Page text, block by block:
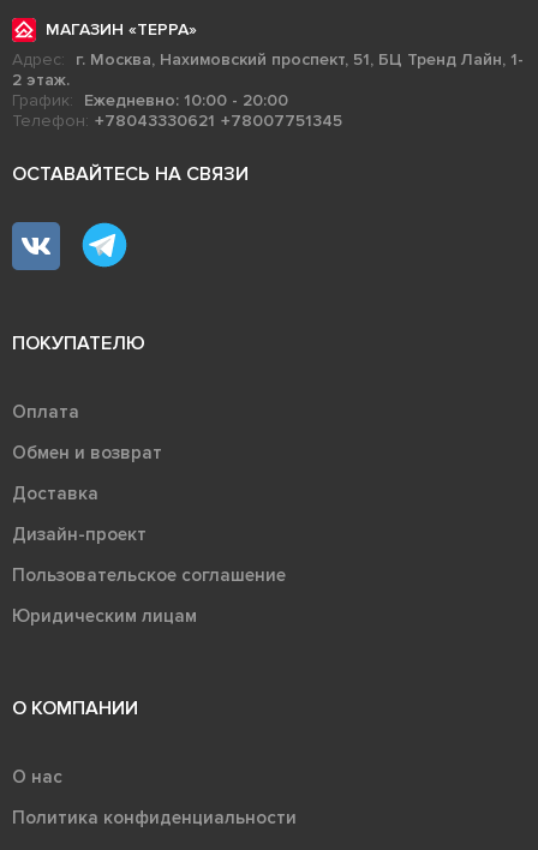
МАГАЗИН «ТЕРРА»
Адрес:
г. Москва, Нахимовский проспект, 51, БЦ Тренд Лайн, 1-
2 этаж.
График:
Ежедневно: 10:00 - 20:00
Телефон: +78043330621 +78007751345
ОСТАВАЙТЕСЬ НА СВЯЗИ
ПОКУПАТЕЛЮ
Оплата
Обмен и возврат
Доставка
Дизайн-проект
Пользовательское соглашение
Юридическим лицам
О КОМПАНИИ
О нас
Политика конфиденциальности